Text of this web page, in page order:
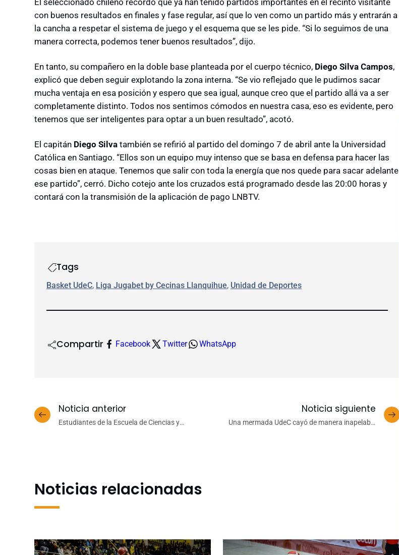
con buenos resultados en finales y fase regular, así que lo ven como un partido más y entrarán a
la cancha a respetar el sistema de juego y el esquema que se les pide. “Si lo seguimos de una
manera correcta, podemos tener buenos resultados”, dijo.
En tanto, su compañero en la doble base planteada por el cuerpo técnico, Diego Silva Campos,
explicó que deben seguir explotando la zona interna. “Se vio reflejado que le pudimos sacar
mucha ventaja en esa posición y espero que sea igual, aunque creo que el partido allá va a ser
completamente distinto. Todos nos sentimos cómodos en nuestra casa, eso es evidente, pero
tenemos que ser inteligentes para optar a un buen resultado”, acotó.
El capitán Diego Silva también se refirió al partido del domingo 7 de abril ante la Universidad
Católica en Santiago. “Ellos son un equipo muy intenso que se basa en defensa para hacer las
cosas bien en ataque. Tenemos que salir con toda la energía que nos quede para sacar adelante
ese partido”, cerró. Dicho cotejo ante los cruzados está programado desde las 20:00 horas y
contará con la transmisión de la aplicación de pago LNBTV.
Tags
Basket UdeC, Liga Jugabet by Cecinas Llanquihue, Unidad de Deportes
Compartir Facebook Twitter WhatsApp
Noticia anterior
Estudiantes de la Escuela de Ciencias y
Noticia siguiente
Una mermada UdeC cayó de manera inapelable
Noticias relacionadas